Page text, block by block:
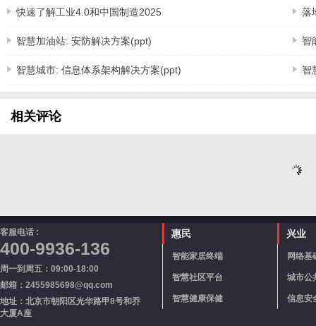
快速了解工业4.0和中国制造2025 落
智慧加油站: 安防解决方案(ppt) 智
智慧城市: 信息体系架构解决方案(ppt) 智
相关评论
客服电话 :
400-9936-136
周一到周五：09:00-18:00
邮箱：2455985698@qq.com
地址：北京市朝阳区光华路甲8号和乔
大厦A座
惠民
智能家居终端
智慧社区平台
智慧健康保健
兴业
网络基
城市公
信息安